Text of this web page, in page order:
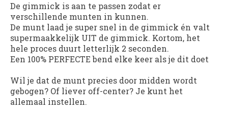
De gimmick is aan te passen zodat er
verschillende munten in kunnen.
De munt laad je super snel in de gimmick én valt
supermaakkelijk UIT de gimmick. Kortom, het
hele proces duurt letterlijk 2 seconden.
Een 100% PERFECTE bend elke keer als je dit doet
Wil je dat de munt precies door midden wordt
gebogen? Of liever off-center? Je kunt het
allemaal instellen.